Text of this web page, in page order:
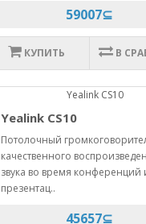
59007⊆
КУПИТЬ В
Yealink CS10
Потолочный
качественного
звука во время конференций
презентац..
45657⊆